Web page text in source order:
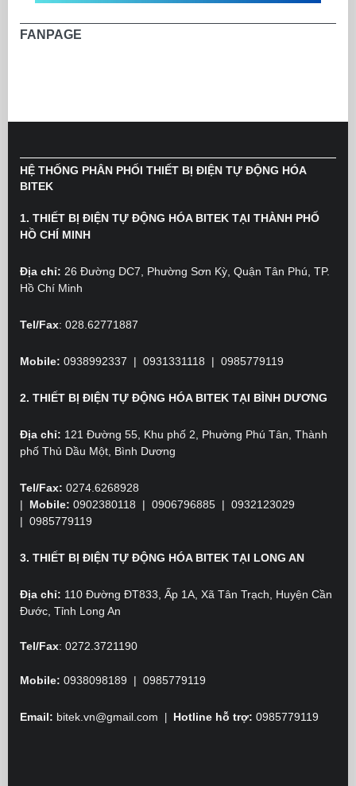
FANPAGE
HỆ THỐNG PHÂN PHỐI THIẾT BỊ ĐIỆN TỰ ĐỘNG HÓA
BITEK
1. THIẾT BỊ ĐIỆN TỰ ĐỘNG HÓA BITEK TẠI THÀNH PHỐ
HỒ CHÍ MINH
Địa chỉ: 26 Đường DC7, Phường Sơn Kỳ, Quận Tân Phú, TP.
Hồ Chí Minh
Tel/Fax: 028.62771887
Mobile: 0938992337 | 0931331118 | 0985779119
2. THIẾT BỊ ĐIỆN TỰ ĐỘNG HÓA BITEK TẠI BÌNH DƯƠNG
Địa chỉ: 121 Đường 55, Khu phố 2, Phường Phú Tân, Thành
phố Thủ Dầu Một, Bình Dương
Tel/Fax: 0274.6268928
|
Mobile: 0902380118 | 0906796885 | 0932123029
| 0985779119
3. THIẾT BỊ ĐIỆN TỰ ĐỘNG HÓA BITEK TẠI LONG AN
Địa chỉ: 110 Đường ĐT833, Ấp 1A, Xã Tân Trạch, Huyện Cần
Đước, Tỉnh Long An
Tel/Fax: 0272.3721190
Mobile: 0938098189 | 0985779119
Email: bitek.vn@gmail.com Hotline hỗ trợ: 0985779119